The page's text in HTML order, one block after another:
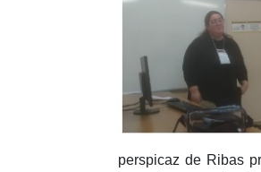
perspicaz de Ribas